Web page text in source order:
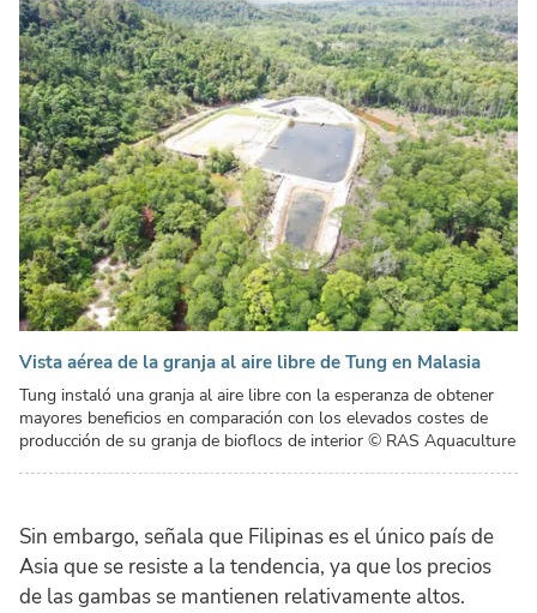
Vista aérea de la granja al aire libre de Tung en Malasia
Tung instaló una granja al aire libre con la esperanza de obtener
mayores beneficios en comparación con los elevados costes de
producción de su granja de bioflocs de interior © RAS Aquaculture
Sin embargo, señala que Filipinas es el único país de
Asia que se resiste a la tendencia, ya que los precios
de las gambas se mantienen relativamente altos.